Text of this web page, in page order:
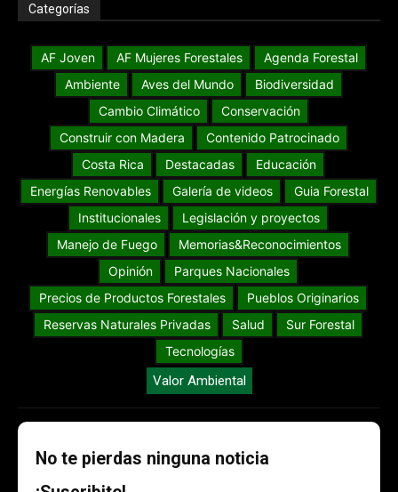
Categorías
AF Joven AF Mujeres Forestales
Agenda Forestal
Ambiente
Aves del Mundo
Biodiversidad
Cambio Climático
Conservación
Construir con Madera
Contenido Patrocinado
Costa Rica
Destacadas
Educación
Energías Renovables
Galería de videos
Guia Forestal
Institucionales
Legislación y proyectos
Manejo de Fuego
Memorias&Reconocimientos
Opinión
Parques Nacionales
Precios de Productos Forestales
Pueblos Originarios
Reservas Naturales Privadas
Salud
Sur Forestal
Tecnologías
Valor Ambiental
No te pierdas ninguna noticia